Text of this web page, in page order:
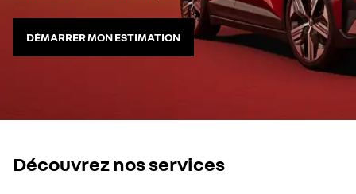
DÉMARRER MON ESTIMATION
Découvrez nos services